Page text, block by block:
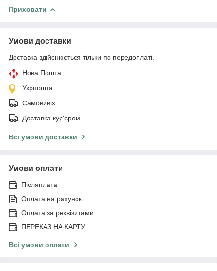
Приховати
Умови доставки
Доставка здійснюється тільки по передоплаті.
Нова Пошта
Укрпошта
Самовивіз
Доставка кур'єром
Всі умови доставки
Умови оплати
Післяплата
Оплата на рахунок
Оплата за реквізитами
ПЕРЕКАЗ НА КАРТУ
Всі умови оплати